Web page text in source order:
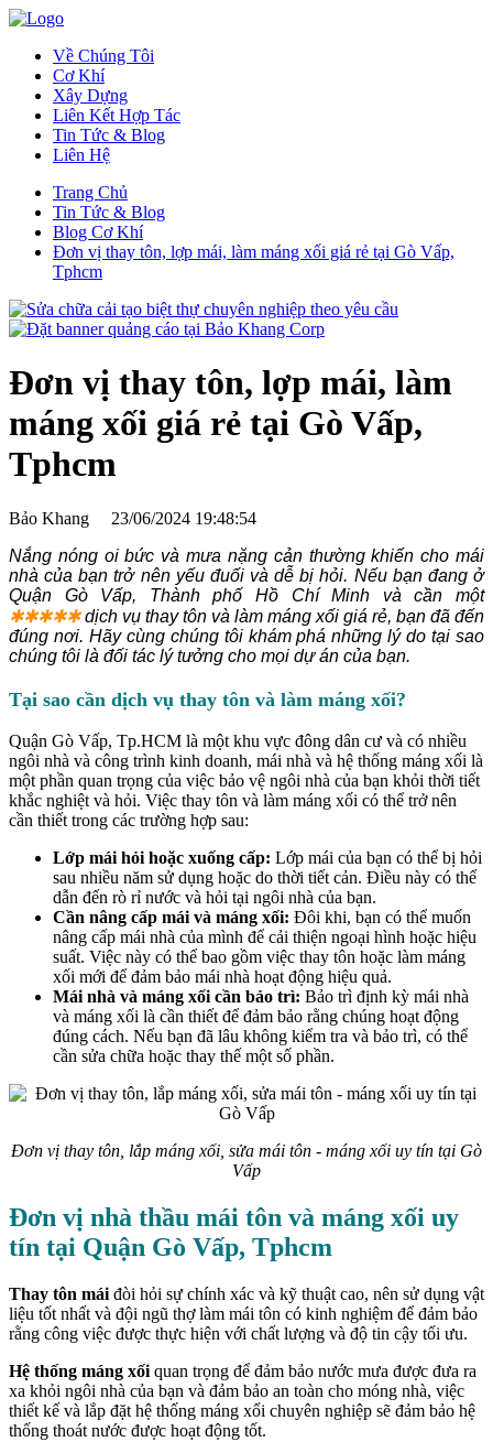
Về Chúng Tôi
Cơ Khí
Xây Dựng
Liên Kết Hợp Tác
Tin Tức & Blog
Liên Hệ
Trang Chủ
Tin Tức & Blog
Blog Cơ Khí
Đơn vị thay tôn, lợp mái, làm máng xối giá rẻ tại Gò Vấp,
Tphcm
Đơn vị thay tôn, lợp mái, làm
máng xối giá rẻ tại Gò Vấp,
Tphcm
Bảo Khang 23/06/2024 19:48:54
Nắng nóng oi bức và mưa nặng cản thường khiến cho mái
nhà của bạn trở nên yếu đuối và dễ bị hỏi. Nếu bạn đang ở
Quận Gò Vấp, Thành phố Hồ Chí Minh và cần một
✱✱✱✱✱dịch vụ thay tôn và làm máng xối giá rẻ, bạn đã đến
đúng nơi. Hãy cùng chúng tôi khám phá những lý do tại sao
chúng tôi là đối tác lý tưởng cho mọi dự án của bạn.
Tại sao cần dịch vụ thay tôn và làm máng xối?
Quận Gò Vấp, Tp.HCM là một khu vực đông dân cư và có nhiều
ngôi nhà và công trình kinh doanh, mái nhà và hệ thống máng xối là
một phần quan trọng của việc bảo vệ ngôi nhà của bạn khỏi thời tiết
khắc nghiệt và hỏi. Việc thay tôn và làm máng xối có thể trở nên
cần thiết trong các trường hợp sau:
Lớp mái hỏi hoặc xuống cấp: Lớp mái của bạn có thể bị hỏi
sau nhiều năm sử dụng hoặc do thời tiết cản. Điều này có thể
dẫn đến rò rỉ nước và hỏi tại ngôi nhà của bạn.
Cần nâng cấp mái và máng xối: Đôi khi, bạn có thể muốn
nâng cấp mái nhà của mình để cải thiện ngoại hình hoặc hiệu
suất. Việc này có thể bao gồm việc thay tôn hoặc làm máng
xối mới để đảm bảo mái nhà hoạt động hiệu quả.
Mái nhà và máng xối cần bảo trì: Bảo trì định kỳ mái nhà
và máng xối là cần thiết để đảm bảo rằng chúng hoạt động
đúng cách. Nếu bạn đã lâu không kiểm tra và bảo trì, có thể
cần sửa chữa hoặc thay thế một số phần.
Đơn vị thay tôn, lắp máng xối, sửa mái tôn - máng xối uy tín tại Gò
Vấp
Đơn vị nhà thầu mái tôn và máng xối uy
tín tại Quận Gò Vấp, Tphcm
Thay tôn mái đòi hỏi sự chính xác và kỹ thuật cao, nên sử dụng vật
liệu tốt nhất và đội ngũ thợ làm mái tôn có kinh nghiệm để đảm bảo
rằng công việc được thực hiện với chất lượng và độ tin cậy tối ưu.
Hệ thống máng xối quan trọng để đảm bảo nước mưa được đưa ra
xa khỏi ngôi nhà của bạn và đảm bảo an toàn cho móng nhà, việc
thiết kế và lắp đặt hệ thống máng xối chuyên nghiệp sẽ đảm bảo hệ
thống thoát nước được hoạt động tốt.